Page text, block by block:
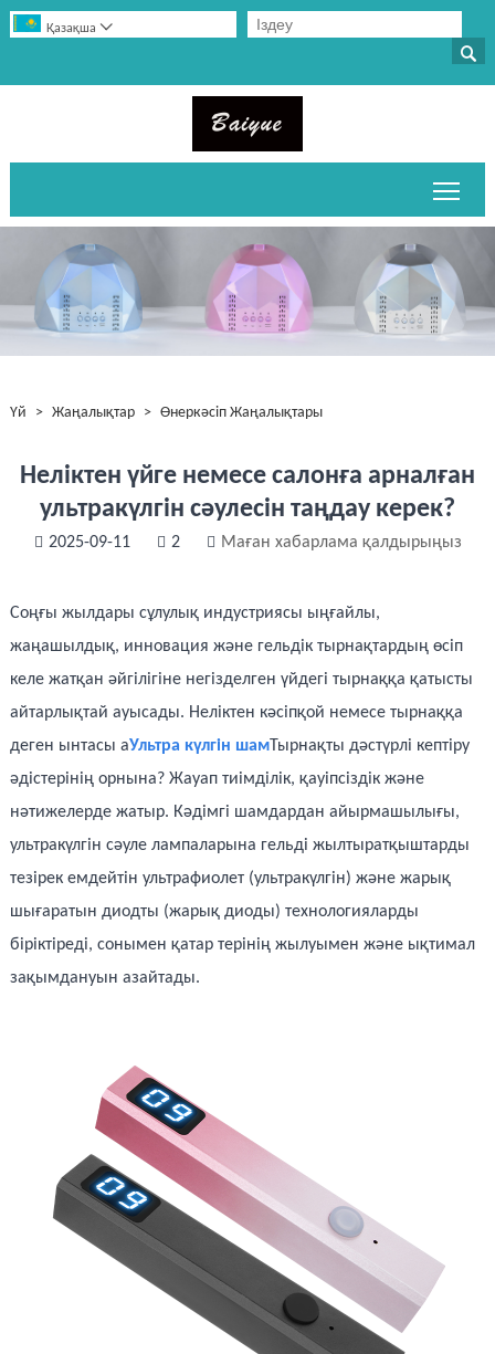

Қазақша 
Үй > Жаңалықтар > Өнеркәсіп Жаңалықтары
Неліктен үйге немесе салонға арналған
ультракүлгін сәулесін таңдау керек?
2025-09-11 2 Маған хабарлама қалдырыңыз
Соңғы жылдары сұлулық индустриясы ыңғайлы,
жаңашылдық, инновация және гельдік тырнақтардың өсіп
келе жатқан әйгілігіне негізделген үйдегі тырнаққа қатысты
айтарлықтай ауысады. Неліктен кәсіпқой немесе тырнаққа
деген ынтасы аУльтра күлгін шамТырнақты дәстүрлі кептіру
әдістерінің орнына? Жауап тиімділік, қауіпсіздік және
нәтижелерде жатыр. Кәдімгі шамдардан айырмашылығы,
ультракүлгін сәуле лампаларына гельді жылтыратқыштарды
тезірек емдейтін ультрафиолет (ультракүлгін) және жарық
шығаратын диодты (жарық диоды) технологияларды
біріктіреді, сонымен қатар терінің жылуымен және ықтимал
зақымдануын азайтады.